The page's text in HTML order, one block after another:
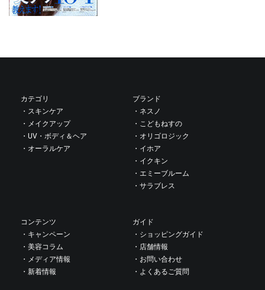
稿
ナ
ビ
ー
シ
ョ
カテゴリ
・スキンケア
・メイクアップ
・UV・ボディ＆ヘア
・オーラルケア
ブランド
・ネスノ
・こどもねすの
・オリゴロジック
・イホア
・イクキン
・エミーブルーム
・サラブレス
コンテンツ
・キャンペーン
・美容コラム
・メディア情報
・新着情報
ガイド
・ショッピングガイド
・店舗情報
・お問い合わせ
・よくあるご質問